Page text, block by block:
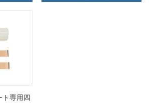
ト専用四